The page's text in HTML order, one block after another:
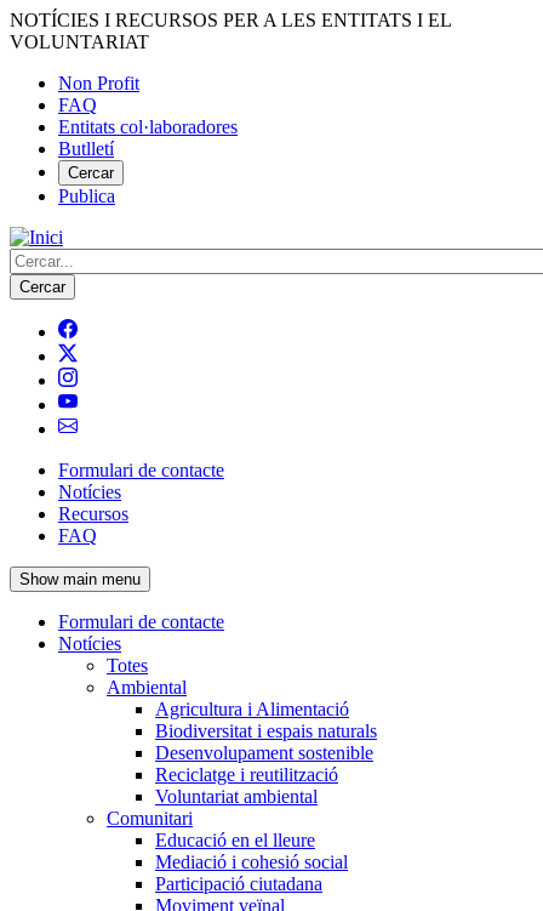
Vés
al
NOTÍCIES I RECURSOS PER A LES ENTITATS I EL
VOLUNTARIAT
Menú
del
compte
d'usuari
Non Profit
FAQ
Entitats col·laboradores
Butlletí
Cercar
Publica
Cerca
Navegació
principal
de
l'encapçalament
Formulari de contacte
Notícies
Recursos
FAQ
Show main menu
Navegació
principal
Formulari de contacte
Notícies
Totes
Ambiental
Agricultura i Alimentació
Biodiversitat i espais naturals
Desenvolupament sostenible
Reciclatge i reutilització
Voluntariat ambiental
Comunitari
Educació en el lleure
Mediació i cohesió social
Participació ciutadana
Moviment veïnal